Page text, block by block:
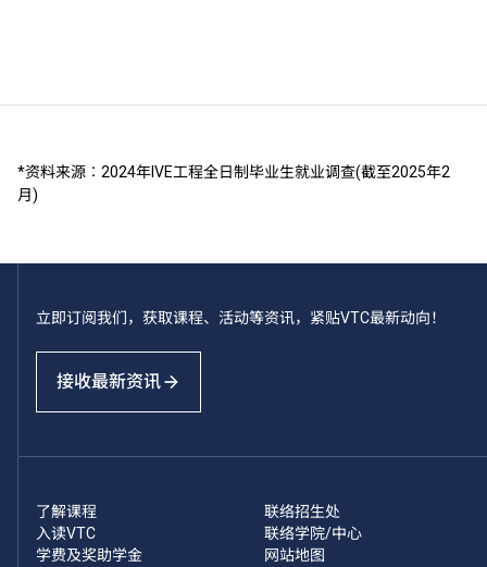
*资料来源︰2024年IVE工程全日制毕业生就业调查(截至2025年2
月)
立即订阅我们，获取课程、活动等资讯，紧贴VTC最新动向！
接收最新资讯
了解课程
入读VTC
学费及奖助学金
联络招生处
联络学院/中心
网站地图